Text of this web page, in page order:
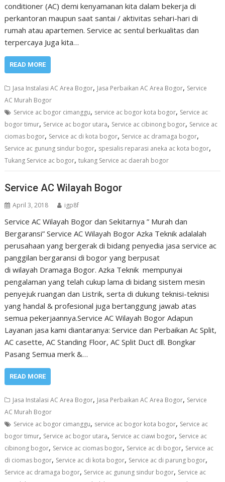
conditioner (AC) demi kenyamanan kita dalam bekerja di
perkantoran maupun saat santai / aktivitas sehari-hari di
rumah atau apartemen. Service ac sentul berkualitas dan
terpercaya Juga kita…
READ MORE
Jasa Instalasi AC Area Bogor, Jasa Perbaikan AC Area Bogor, Service
AC Murah Bogor
Service ac bogor cimanggu, service ac bogor kota bogor, Service ac
bogor timur, Service ac bogor utara, Service ac cibinong bogor, Service ac
ciomas bogor, Service ac di kota bogor, Service ac dramaga bogor,
Service ac gunung sindur bogor, spesialis reparasi aneka ac kota bogor,
Tukang Service ac bogor,tukang Service ac daerah bogor
Service AC Wilayah Bogor
April 3, 2018 igp8f
Service AC Wilayah Bogor dan Sekitarnya ” Murah dan
Bergaransi” Service AC Wilayah Bogor Azka Teknik adalalah
perusahaan yang bergerak di bidang penyedia jasa service ac
panggilan bergaransi di bogor yang berpusat
di wilayah Dramaga Bogor. Azka Teknik mempunyai
pengalaman yang telah cukup lama di bidang sistem mesin
penyejuk ruangan dan Listrik, serta di dukung teknisi-teknisi
yang handal & profesional juga bertanggung jawab atas
semua pekerjaannya.Service AC Wilayah Bogor Adapun
Layanan jasa kami diantaranya: Service dan Perbaikan Ac Split,
AC casette, AC Standing Floor, AC Split Duct dll. Bongkar
Pasang Semua merk &…
READ MORE
Jasa Instalasi AC Area Bogor, Jasa Perbaikan AC Area Bogor, Service
AC Murah Bogor
Service ac bogor cimanggu, service ac bogor kota bogor, Service ac
bogor timur, Service ac bogor utara, Service ac ciawi bogor, Service ac
cibinong bogor, Service ac ciomas bogor, Service ac di bogor, Service ac
di ciomas bogor, Service ac di kota bogor, Service ac di parung bogor,
Service ac dramaga bogor, Service ac gunung sindur bogor, Service ac